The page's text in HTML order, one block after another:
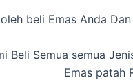
beli Emas Anda
Beli Semua semua
Emas patah